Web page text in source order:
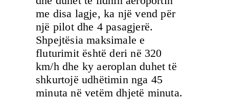
me disa lagje, ka një vend për
një pilot dhe 4 pasagjerë.
Shpejtësia maksimale e
fluturimit është deri në 320
km/h dhe ky aeroplan duhet të
shkurtojë udhëtimin nga 45
minuta në vetëm dhjetë minuta.